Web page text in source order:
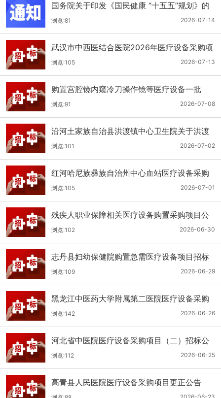
国务院关于印发《国民健康 “十五五”规划》的
通知
2026-07-14
浏览:81
武汉市中西医结合医院2026年医疗设备采购项
目四公开招标公告
2026-07-13
浏览:105
购置宫腔镜内窥冷刀操作镜等医疗设备一批
（双盲+远程异地+分散）
2026-07-08
浏览:91
沿河土家族自治县洪渡镇中心卫生院关于洪渡
镇中心卫生院县域医疗次中心医疗设备采购项
目的公开招标公告
2026-07-02
浏览:101
红河哈尼族彝族自治州中心血站医疗设备采购
（二次）公开招标公告
2026-07-01
浏览:105
残疾人职业保障相关医疗设备购置采购项目公
开招标招标公告
2026-06-30
浏览:102
志丹县妇幼保健院购置急需医疗设备项目招标
公告
2026-06-29
浏览:109
黑龙江中医药大学附属第二医院医疗设备采购
(二次)招标公告
2026-06-26
浏览:142
河北省中医院医疗设备采购项目（二）招标公
告
2026-06-25
浏览:112
高青县人民医院医疗设备采购项目更正公告